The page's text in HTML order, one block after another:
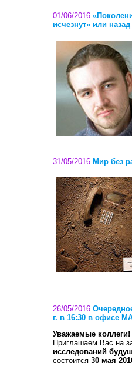
01/06/2016
исчезнут» или
31/05/2016 Мир без
26/05/2016
г. в 16:30 в офисе
Уважаемые коллеги!
Приглашаем Вас на
исследований
состоится 30 мая